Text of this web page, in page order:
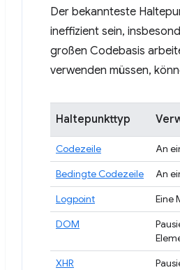
Der bekannteste
ineffizient sein,
großen Codebasis
verwenden müssen,
Haltepunkttyp
Codezeile
An
Bedingte Codezeile
An
Logpoint
Eine
DOM
XHR